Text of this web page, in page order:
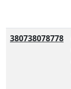
380738078778